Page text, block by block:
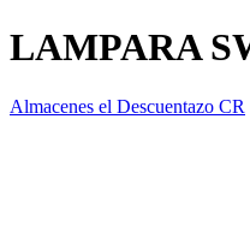
LAMPARA
Almacenes el Descuentazo CR